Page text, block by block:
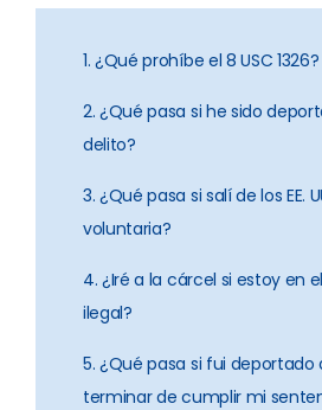
1. ¿Qué prohíbe el 8 USC 1326?
2. ¿Qué pasa si he sido
delito?
3. ¿Qué pasa si salí de los EE.
voluntaria?
4. ¿Iré a la cárcel si estoy en
ilegal?
5. ¿Qué pasa si fui deportado
terminar de cumplir mi